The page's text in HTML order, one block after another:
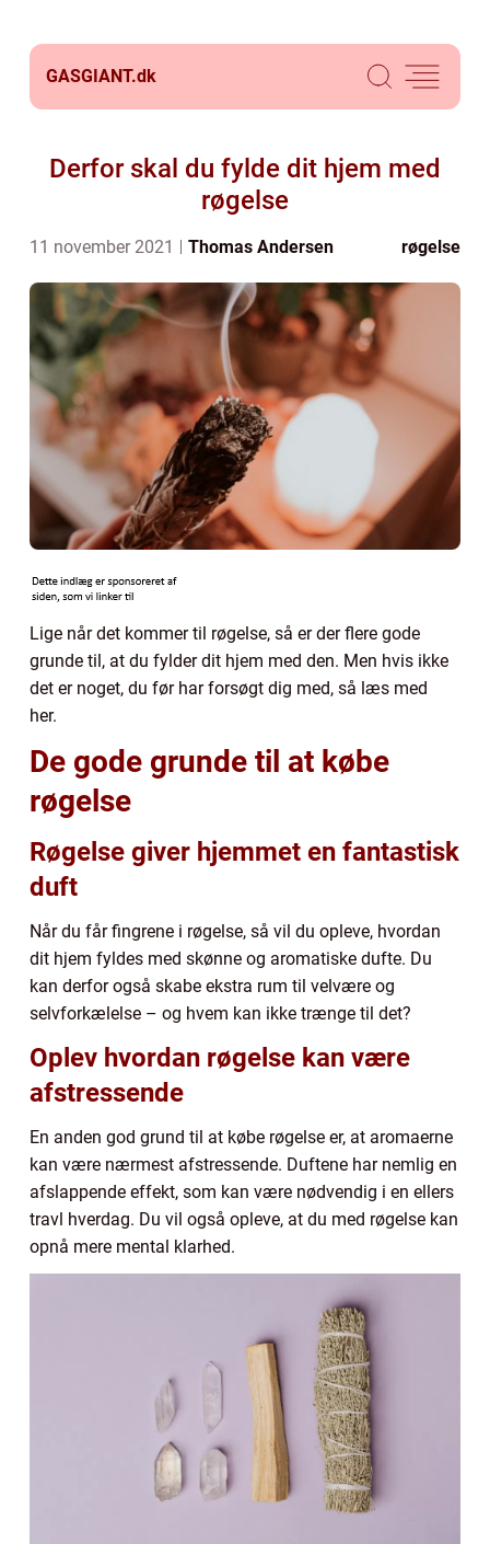
GASGIANT.dk
Derfor skal du fylde dit hjem med
røgelse
11 november 2021 Thomas Andersen røgelse
Lige når det kommer til røgelse, så er der flere gode
grunde til, at du fylder dit hjem med den. Men hvis ikke
det er noget, du før har forsøgt dig med, så læs med
her.
De gode grunde til at købe
røgelse
Røgelse giver hjemmet en fantastisk
duft
Når du får fingrene i røgelse, så vil du opleve, hvordan
dit hjem fyldes med skønne og aromatiske dufte. Du
kan derfor også skabe ekstra rum til velvære og
selvforkælelse – og hvem kan ikke trænge til det?
Oplev hvordan røgelse kan være
afstressende
En anden god grund til at købe røgelse er, at aromaerne
kan være nærmest afstressende. Duftene har nemlig en
afslappende effekt, som kan være nødvendig i en ellers
travl hverdag. Du vil også opleve, at du med røgelse kan
opnå mere mental klarhed.